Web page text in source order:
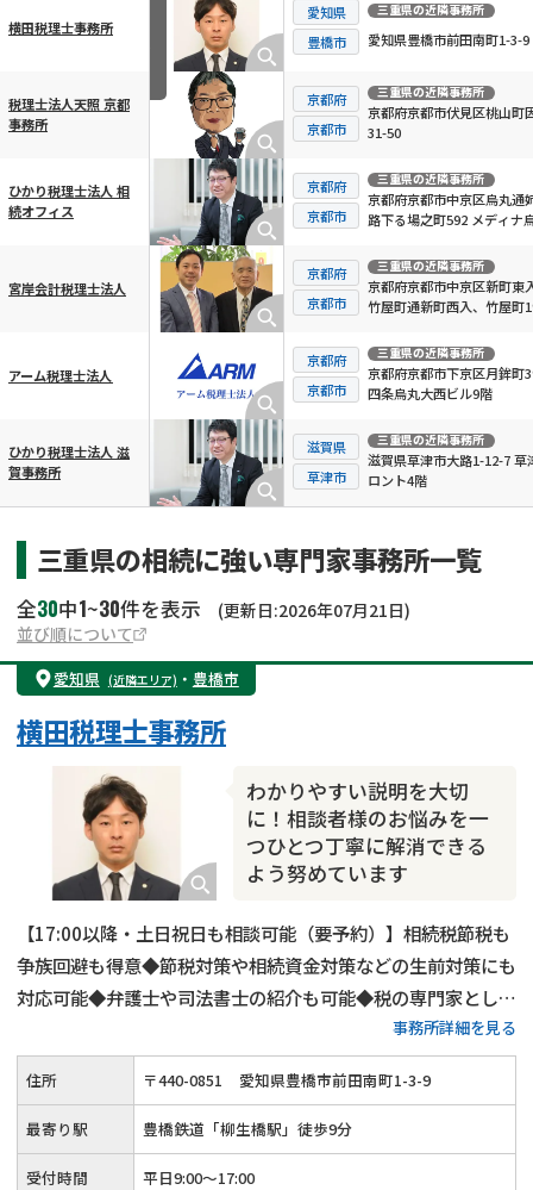
横スクロール可能
横田税理士事務所
愛知県
豊橋市
三重県の近隣事務所
愛知県豊橋市前田南町1-3-9
税理士法人天照 京都
事務所
京都府
京都市
三重県の近隣事務所
京都府京都市伏見区桃山町
31-50
ひかり税理士法人 相
続オフィス
京都府
京都市
三重県の近隣事務所
京都府京都市中京区烏丸通
路下る場之町592 メディナ
宮岸会計税理士法人
京都府
京都市
三重県の近隣事務所
京都府京都市中京区新町東
竹屋町通新町西入、竹屋町
アーム税理士法人
京都府
京都市
三重県の近隣事務所
京都府京都市下京区月鉾町
四条烏丸大西ビル9階
ひかり税理士法人 滋
賀事務所
滋賀県
草津市
三重県の近隣事務所
滋賀県草津市大路1-12-7 草
ロント4階
三重県の相続に強い専門家事務所一覧
全30中1~30件を表示
(更新日:2026年07月21日)
並び順について
愛知県 (近隣エリア) ・ 豊橋市
わかりやすい説明を大切
に！相談者様のお悩みを一
つひとつ丁寧に解消できる
よう努めています
横田税理士事務所
【17:00以降・土日祝日も相談可能（要予約）】相続税節税も
争族回避も得意◆節税対策や相続資金対策などの生前対策にも
対応可能◆弁護士や司法書士の紹介も可能◆税の専門家として
生前対策から相続税申告まで一貫して対応いたします。「相続
についてわからない」とお悩みでしたら、当事務所までご相談
ください。
事務所詳細を見る
住所 〒440-0851 愛知県豊橋市前田南町1-3-9
最寄り駅 豊橋鉄道「柳生橋駅」徒歩9分
受付時間 平日9:00～17:00